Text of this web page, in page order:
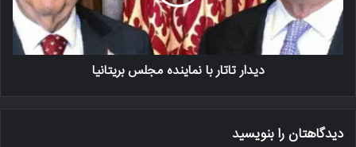
دیدار تاتار با نماینده مجلس بریتانیا
دیدگاهتان را بنویسید